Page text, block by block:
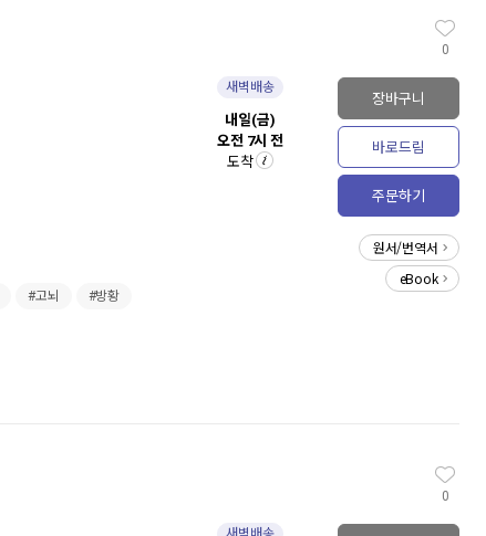
#고뇌
#방황
새벽배송
내일(금)
오전 7시 전
도착
0
장바구니
바로드림
주문하기
원서/번역서
eBook
0